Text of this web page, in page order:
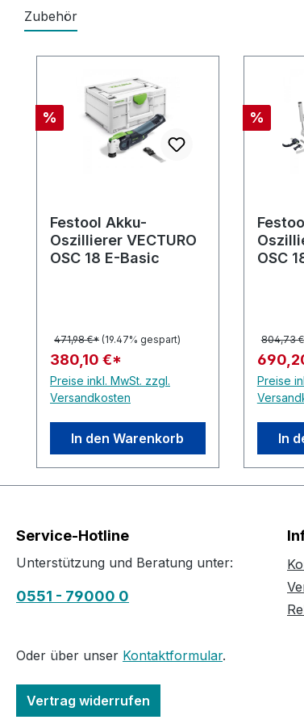
Zubehör
Rabatt
%
Festool Akku-
Oszillierer VECTURO
OSC 18 E-Basic
471,98 €* (19.47% gespart)
380,10 €*
Preise inkl. MwSt. zzgl.
Versandkosten
In den Warenkorb
Rabatt
%
OSC
804,73
Preise
In
Service-Hotline
Unterstützung und Beratung unter:
0551 - 79000 0
Oder über unser Kontaktformular.
Vertrag widerrufen